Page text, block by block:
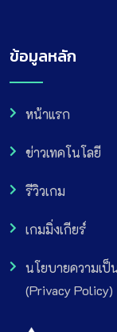
ข้อมูลหลัก
หน้าแรก
ข่าวเทคโนโลยี
รีวิวเกม
เกมมิ่งเกียร์
นโยบายความเป็
(Privacy Policy)